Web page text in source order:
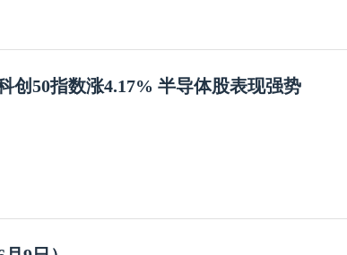
创50指数涨4.17% 半导体股表现强势